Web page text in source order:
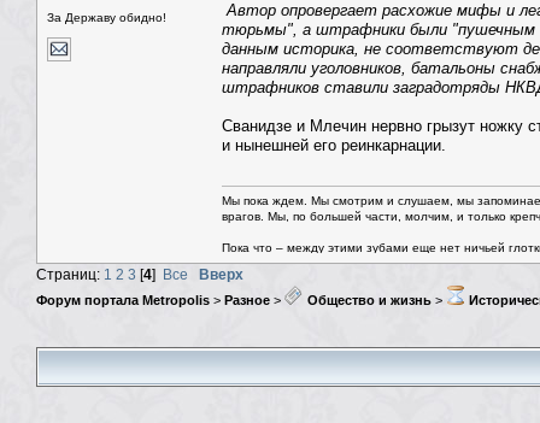
За Державу обидно!
Автор опровергает расхожие мифы и
тюрьмы", а штрафники были "пушечным
данным историка, не соответствуют
направляли уголовников, батальоны
штрафников ставили заградотряды
Сванидзе и Млечин нервно грызут ножку
и нынешней его реинкарнации.
Мы пока ждем. Мы смотрим и слушаем, мы
врагов. Мы, по большей части, молчим, и только
Пока что – между этими зубами еще нет ничьей
Страниц: 1 2 3 [4] Все Вверх
Форум портала Metropolis > Разное > Общество и жизнь >